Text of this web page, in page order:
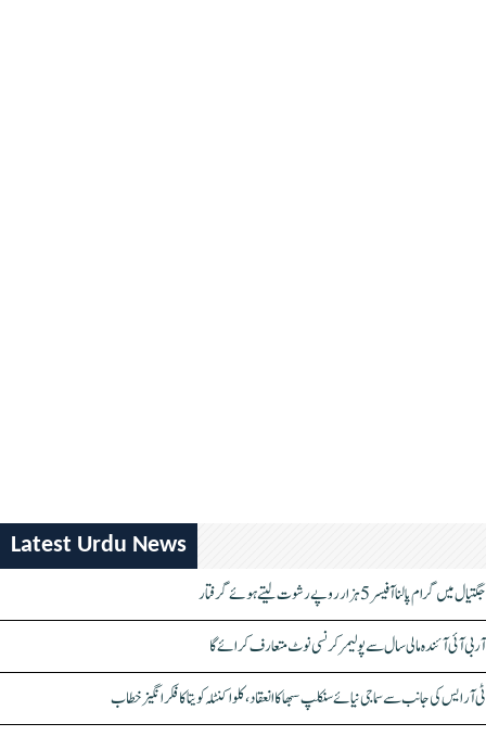
Latest Urdu News
جگتیال میں گرام پالنا آفیسر 5 ہزار روپے رشوت لیتے ہوئے گرفتار
آر بی آئی آئندہ مالی سال سے پولیمر کرنسی نوٹ متعارف کرائے گا
ٹی آر ایس کی جانب سے سماجی نیائے سنکلپ سبھا کا انعقاد، کلواکنٹلہ کویتا کا فکر انگیز خطاب